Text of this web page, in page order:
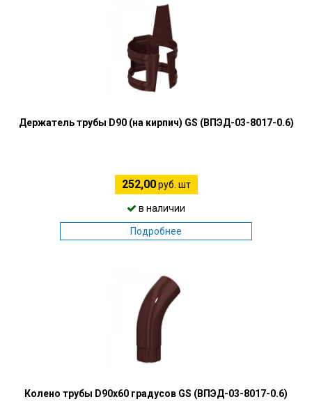
Держатель трубы D90 (на кирпич) GS (ВПЭД-03-8017-0.6)
252,00руб. шт
в наличии
Подробнее
Колено трубы D90х60 градусов GS (ВПЭД-03-8017-0.6)